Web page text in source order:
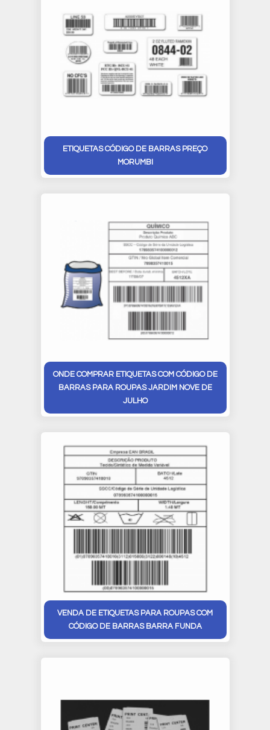
ETIQUETAS CÓDIGO DE BARRAS PREÇO
MORUMBI
ONDE COMPRAR ETIQUETAS COM CÓDIGO DE
BARRAS PARA ROUPAS JARDIM NOVE DE
JULHO
VENDA DE ETIQUETAS PARA ROUPAS COM
CÓDIGO DE BARRAS BARRA FUNDA